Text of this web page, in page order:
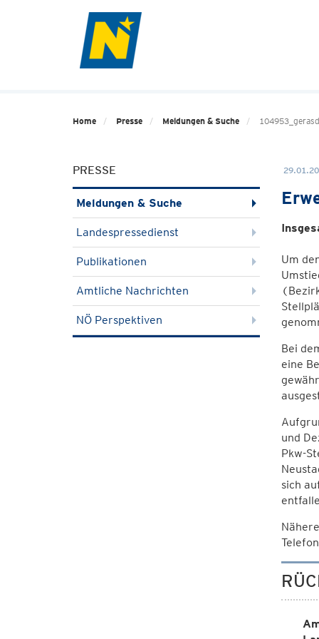
Home Presse Meldungen & Suche
PRESSE
Meldungen & Suche
Landespressedienst
Publikationen
Amtliche Nachrichten
NÖ Perspektiven
Um
Bei
eine
und
Pkw-
sich